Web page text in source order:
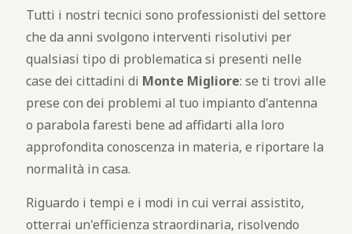
Tutti i nostri tecnici sono professionisti del settore
che da anni svolgono interventi risolutivi per
qualsiasi tipo di problematica si presenti nelle
case dei cittadini di Monte Migliore: se ti trovi alle
prese con dei problemi al tuo impianto d'antenna
o parabola faresti bene ad affidarti alla loro
approfondita conoscenza in materia, e riportare la
normalità in casa.
Riguardo i tempi e i modi in cui verrai assistito,
otterrai un'efficienza straordinaria, risolvendo